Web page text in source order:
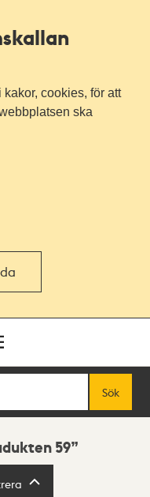
cookies, för att
ska
Sök
59